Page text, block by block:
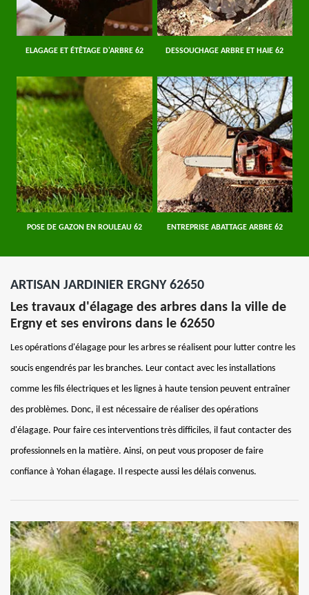
ELAGAGE ET ÉTÊTAGE D'ARBRE 62 DESSOUCHAGE ARBRE ET HAIE 62
POSE DE GAZON EN ROULEAU 62 ENTREPRISE ABATTAGE ARBRE 62
ARTISAN JARDINIER ERGNY 62650
Les travaux d'élagage des arbres dans la ville de
Ergny et ses environs dans le 62650
Les opérations d'élagage pour les arbres se réalisent pour lutter contre les
soucis engendrés par les branches. Leur contact avec les installations
comme les fils électriques et les lignes à haute tension peuvent entraîner
des problèmes. Donc, il est nécessaire de réaliser des opérations
d'élagage. Pour faire ces interventions très difficiles, il faut contacter des
professionnels en la matière. Ainsi, on peut vous proposer de faire
confiance à Yohan élagage. Il respecte aussi les délais convenus.